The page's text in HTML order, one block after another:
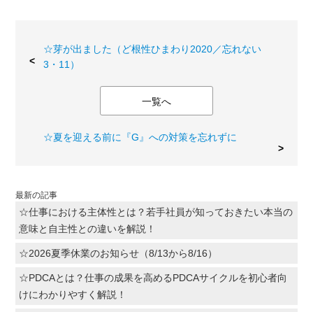
☆芽が出ました（ど根性ひまわり2020／忘れない
3・11）
一覧へ
☆夏を迎える前に『G』への対策を忘れずに
最新の記事
☆仕事における主体性とは？若手社員が知っておきたい本当の
意味と自主性との違いを解説！
☆2026夏季休業のお知らせ（8/13から8/16）
☆PDCAとは？仕事の成果を高めるPDCAサイクルを初心者向
けにわかりやすく解説！